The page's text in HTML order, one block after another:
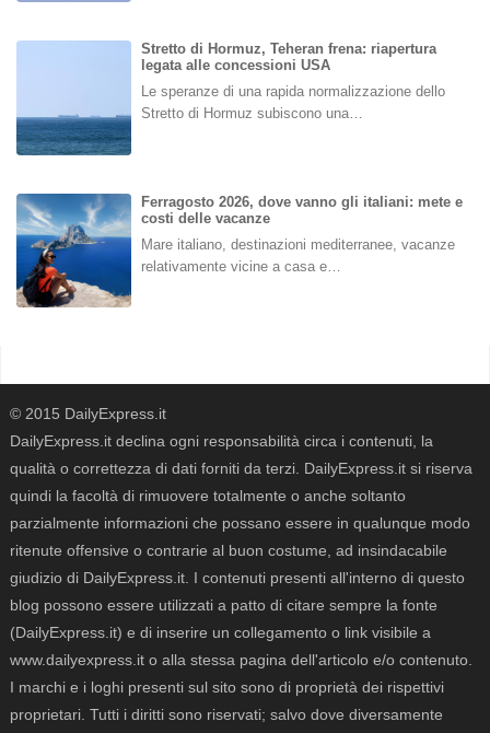
Stretto di Hormuz, Teheran frena: riapertura
legata alle concessioni USA
Le speranze di una rapida normalizzazione dello
Stretto di Hormuz subiscono una…
Ferragosto 2026, dove vanno gli italiani: mete e
costi delle vacanze
Mare italiano, destinazioni mediterranee, vacanze
relativamente vicine a casa e…
© 2015 DailyExpress.it
DailyExpress.it declina ogni responsabilità circa i contenuti, la
qualità o correttezza di dati forniti da terzi. DailyExpress.it si riserva
quindi la facoltà di rimuovere totalmente o anche soltanto
parzialmente informazioni che possano essere in qualunque modo
ritenute offensive o contrarie al buon costume, ad insindacabile
giudizio di DailyExpress.it. I contenuti presenti all'interno di questo
blog possono essere utilizzati a patto di citare sempre la fonte
(DailyExpress.it) e di inserire un collegamento o link visibile a
www.dailyexpress.it o alla stessa pagina dell'articolo e/o contenuto.
I marchi e i loghi presenti sul sito sono di proprietà dei rispettivi
proprietari. Tutti i diritti sono riservati; salvo dove diversamente